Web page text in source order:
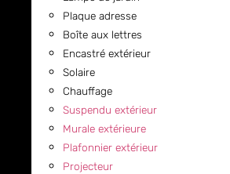
Plaque adresse
Boîte aux lettres
Encastré extérieur
Solaire
Chauffage
Suspendu extérieur
Murale extérieure
Plafonnier extérieur
Projecteur